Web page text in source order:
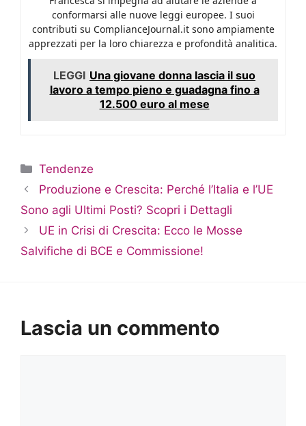
conformarsi alle nuove leggi europee. I suoi
contributi su ComplianceJournal.it sono ampiamente
apprezzati per la loro chiarezza e profondità analitica.
LEGGI Una giovane donna lascia il suo
lavoro a tempo pieno e guadagna fino a
12.500 euro al mese
Categorie
Tendenze
Produzione e Crescita: Perché l’Italia e l’UE
Sono agli Ultimi Posti? Scopri i Dettagli
UE in Crisi di Crescita: Ecco le Mosse
Salvifiche di BCE e Commissione!
Lascia un commento